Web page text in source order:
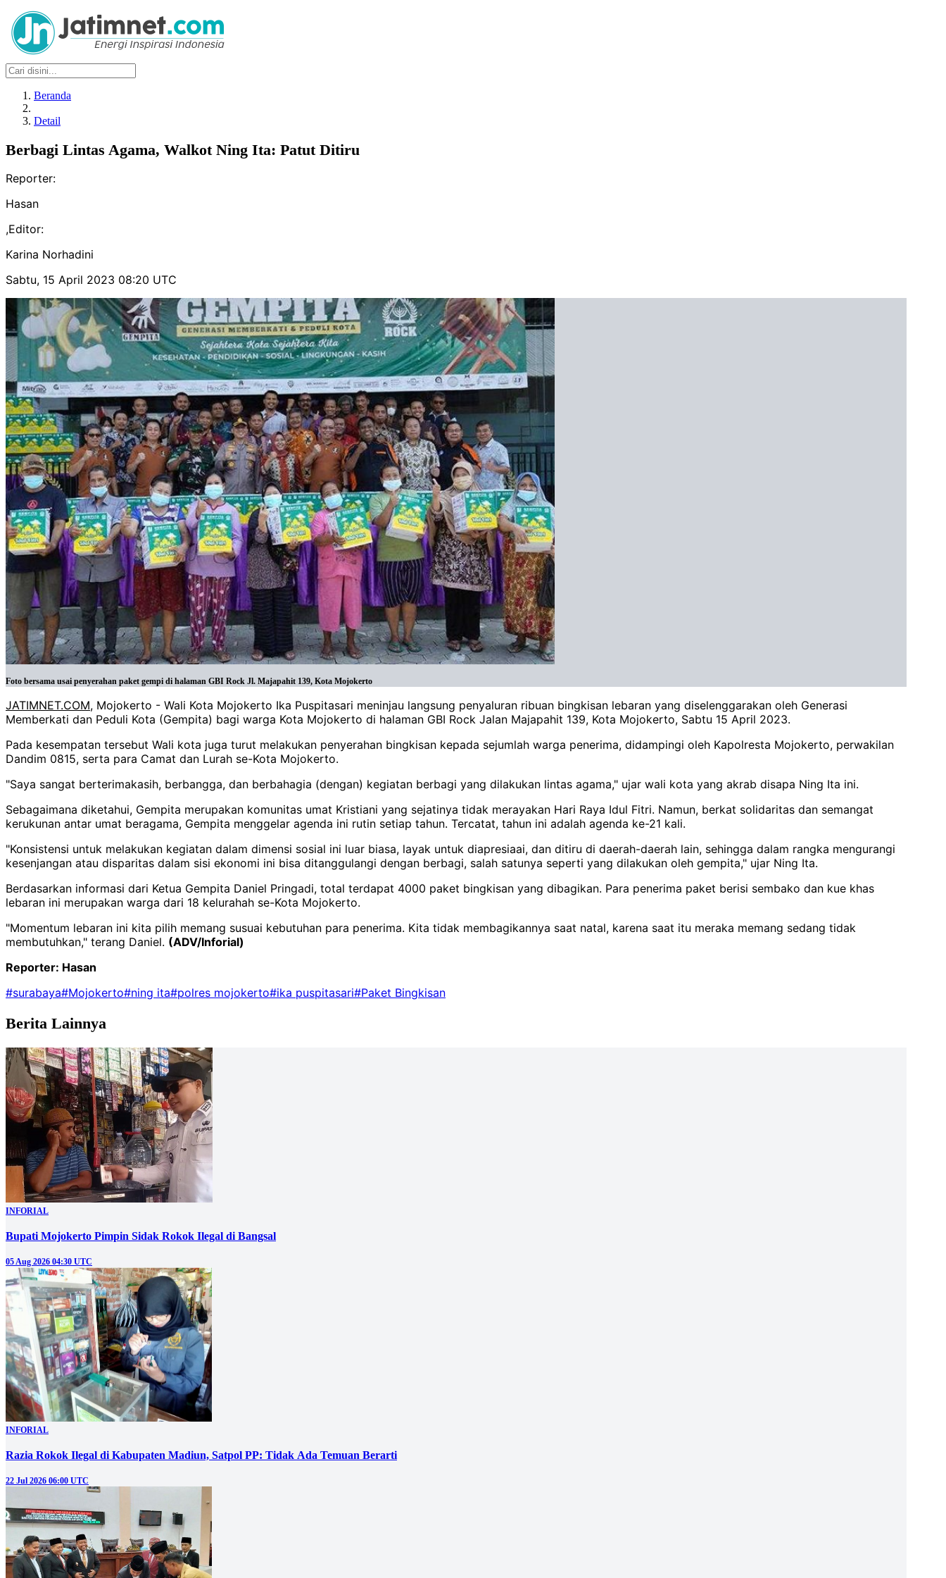
Beranda
Detail
Berbagi Lintas Agama, Walkot Ning Ita: Patut Ditiru
Reporter:
Hasan
,Editor:
Karina Norhadini
Sabtu, 15 April 2023 08:20 UTC
Foto bersama usai penyerahan paket gempi di halaman GBI Rock Jl. Majapahit 139, Kota Mojokerto
JATIMNET.COM, Mojokerto - Wali Kota Mojokerto Ika Puspitasari meninjau langsung penyaluran ribuan bingkisan lebaran yang diselenggarakan oleh Generasi
Memberkati dan Peduli Kota (Gempita) bagi warga Kota Mojokerto di halaman GBI Rock Jalan Majapahit 139, Kota Mojokerto, Sabtu 15 April 2023.
Pada kesempatan tersebut Wali kota juga turut melakukan penyerahan bingkisan kepada sejumlah warga penerima, didampingi oleh Kapolresta Mojokerto, perwakilan
Dandim 0815, serta para Camat dan Lurah se-Kota Mojokerto.
"Saya sangat berterimakasih, berbangga, dan berbahagia (dengan) kegiatan berbagi yang dilakukan lintas agama," ujar wali kota yang akrab disapa Ning Ita ini.
Sebagaimana diketahui, Gempita merupakan komunitas umat Kristiani yang sejatinya tidak merayakan Hari Raya Idul Fitri. Namun, berkat solidaritas dan semangat
kerukunan antar umat beragama, Gempita menggelar agenda ini rutin setiap tahun. Tercatat, tahun ini adalah agenda ke-21 kali.
"Konsistensi untuk melakukan kegiatan dalam dimensi sosial ini luar biasa, layak untuk diapresiaai, dan ditiru di daerah-daerah lain, sehingga dalam rangka mengurangi
kesenjangan atau disparitas dalam sisi ekonomi ini bisa ditanggulangi dengan berbagi, salah satunya seperti yang dilakukan oleh gempita," ujar Ning Ita.
Berdasarkan informasi dari Ketua Gempita Daniel Pringadi, total terdapat 4000 paket bingkisan yang dibagikan. Para penerima paket berisi sembako dan kue khas
lebaran ini merupakan warga dari 18 kelurahah se-Kota Mojokerto.
"Momentum lebaran ini kita pilih memang susuai kebutuhan para penerima. Kita tidak membagikannya saat natal, karena saat itu meraka memang sedang tidak
membutuhkan," terang Daniel. (ADV/Inforial)
Reporter: Hasan
#surabaya#Mojokerto#ning ita#polres mojokerto#ika puspitasari#Paket Bingkisan
Berita Lainnya
INFORIAL
Bupati Mojokerto Pimpin Sidak Rokok Ilegal di Bangsal
05 Aug 2026 04:30 UTC
INFORIAL
Razia Rokok Ilegal di Kabupaten Madiun, Satpol PP: Tidak Ada Temuan Berarti
22 Jul 2026 06:00 UTC